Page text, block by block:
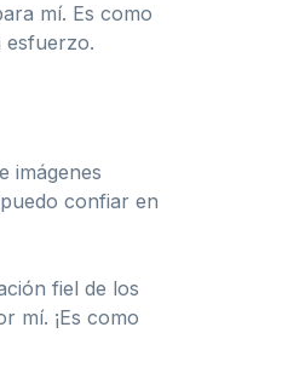
mí. Es como
esfuerzo.
imágenes
confiar en
fiel de los
mí. ¡Es como